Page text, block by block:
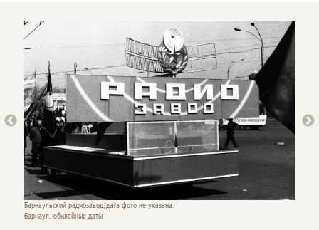
Барнаульский радиозавод, дата фото не указана.
Барнаул. юбилейные даты